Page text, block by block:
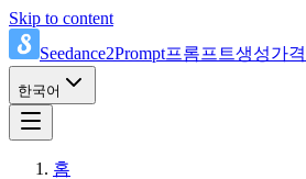
Skip to content
Seedance2Prompt프롬프트생성가격
한국어
홈